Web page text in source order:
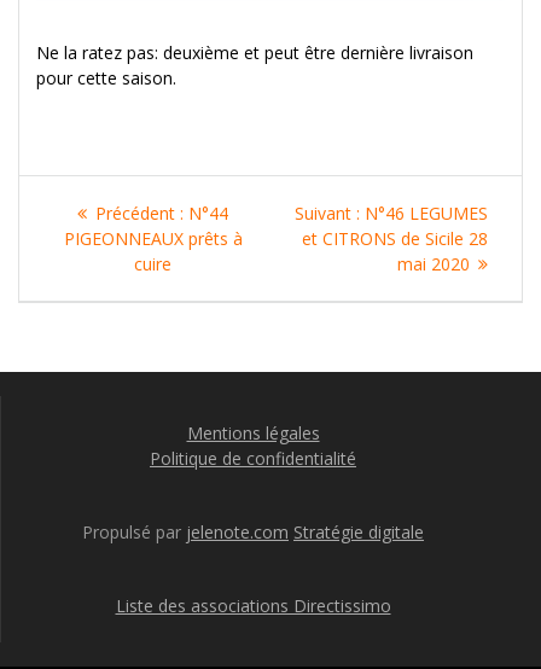
Ne la ratez pas: deuxième et peut être dernière livraison
pour cette saison.
Navigation
l’article
Précédent : Article
précédent
N°44
PIGEONNEAUX prêts à
cuire
Suivant : Article
suivant
N°46 LEGUMES
et CITRONS de Sicile 28
mai 2020
Mentions légales
Politique de confidentialité
Propulsé par jelenote.com Stratégie digitale
Liste des associations Directissimo